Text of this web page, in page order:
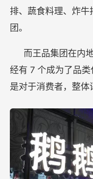
排、蔬食料理、炸
团。
而王品集团在内
经有 7 个成为了品
是对于消费者，整体